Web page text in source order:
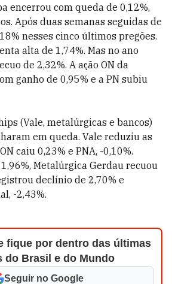
encerrou com queda de 0,12%,
Após duas semanas seguidas de
nesses cinco últimos pregões.
alta de 1,74%. Mas no ano
de 2,32%. A ação ON da
ganho de 0,95% e a PN subiu
(Vale, metalúrgicas e bancos)
em queda. Vale reduziu as
caiu 0,23% e PNA, -0,10%.
Metalúrgica Gerdau recuou
declínio de 2,70% e
-2,43%.
fique por dentro das últimas
do Brasil e do Mundo
Seguir no Google